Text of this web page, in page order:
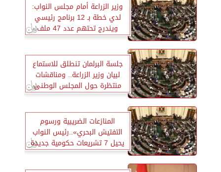
وزير الزراعة أمام مجلس النواب:
لدي خطة بـ 12 برنامج رئيسي
ويندرج تحتهم عدد 47 ملف
فرعى
جلسة البرلمان تنطلق للاستماع
لبيان وزير الزراعة.. ومناقشات
منتظرة حول المجلس الوطنى
للتعليم
المنازعات الضريبية ورسوم
التفتيش البحري»..رئيس النواب
يحيل 7 تشريعات حكومية جديدة
للجان النوعية